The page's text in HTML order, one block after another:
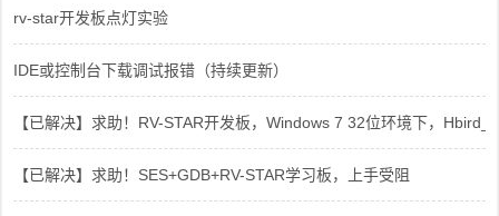
rv-star开发板点灯实验
IDE或控制台下载调试报错（持续更新）
【已解决】求助！RV-STAR开发板，Windows 7 32位环境下，
【已解决】求助！SES+GDB+RV-STAR学习板，上手受阻